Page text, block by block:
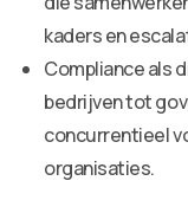
kaders en
Compliance als
bedrijven tot
concurrentieel
organisaties.